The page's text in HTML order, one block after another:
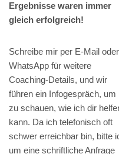
Ergebnisse waren immer
gleich erfolgreich!
Schreibe mir per E-Mail oder
WhatsApp für weitere
Coaching-Details, und wir
führen ein Infogespräch, um
zu schauen, wie ich dir
kann. Da ich telefonisch oft
schwer erreichbar bin, bitte
um eine schriftliche Anfrage